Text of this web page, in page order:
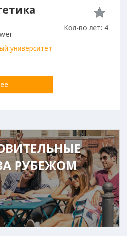
университет
Кол-во лет: 4
РУБЕЖОМ